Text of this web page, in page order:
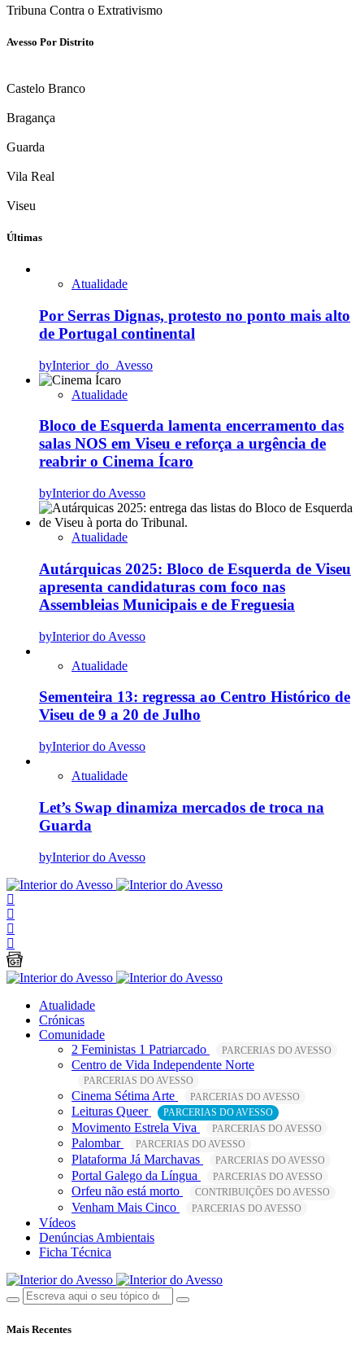
Tribuna Contra o Extrativismo
Avesso Por Distrito
Castelo Branco
Bragança
Guarda
Vila Real
Viseu
Últimas
Atualidade
Por Serras Dignas, protesto no ponto mais alto
de Portugal continental
byInterior_do_Avesso
Atualidade
Bloco de Esquerda lamenta encerramento das
salas NOS em Viseu e reforça a urgência de
reabrir o Cinema Ícaro
byInterior do Avesso
Atualidade
Autárquicas 2025: Bloco de Esquerda de Viseu
apresenta candidaturas com foco nas
Assembleias Municipais e de Freguesia
byInterior do Avesso
Atualidade
Sementeira 13: regressa ao Centro Histórico de
Viseu de 9 a 20 de Julho
byInterior do Avesso
Atualidade
Let’s Swap dinamiza mercados de troca na
Guarda
byInterior do Avesso
Atualidade
Crónicas
Comunidade
2 Feministas 1 Patriarcado
PARCERIAS DO AVESSO
Centro de Vida Independente Norte
PARCERIAS DO AVESSO
Cinema Sétima Arte PARCERIAS DO AVESSO
Leituras Queer PARCERIAS DO AVESSO
Movimento Estrela Viva PARCERIAS DO AVESSO
Palombar PARCERIAS DO AVESSO
Plataforma Já Marchavas PARCERIAS DO AVESSO
Portal Galego da Língua PARCERIAS DO AVESSO
Orfeu não está morto CONTRIBUIÇÕES DO AVESSO
Venham Mais Cinco PARCERIAS DO AVESSO
Vídeos
Denúncias Ambientais
Ficha Técnica
Mais Recentes